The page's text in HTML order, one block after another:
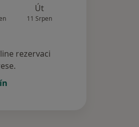
Út
11 Srpen
rezervaci